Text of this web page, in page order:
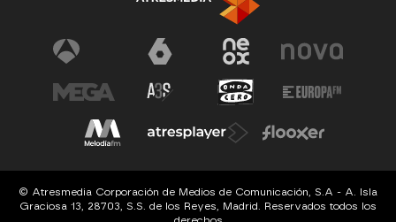
© Atresmedia Corporación de Medios de Comunicación, S.A - A. Isla
Graciosa 13, 28703, S.S. de los Reyes, Madrid. Reservados todos los